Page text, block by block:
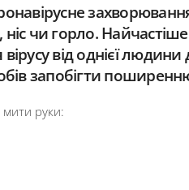
чи горло.
від однієї
запобігти
руки: